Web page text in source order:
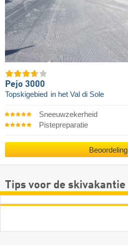
Pejo 3000
Topskigebied in het Val di Sole
Sneeuwzekerheid
Pistepreparatie
Beoordeling
Tips voor de skivakantie